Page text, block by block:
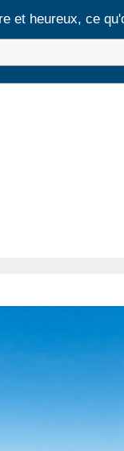
et heureux, ce